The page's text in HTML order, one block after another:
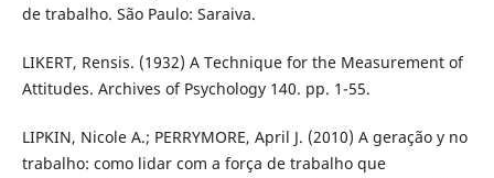
de trabalho. São Paulo: Saraiva.
LIKERT, Rensis. (1932) A Technique for the Measurement of
Attitudes. Archives of Psychology 140. pp. 1-55.
LIPKIN, Nicole A.; PERRYMORE, April J. (2010) A geração y no
trabalho: como lidar com a força de trabalho que